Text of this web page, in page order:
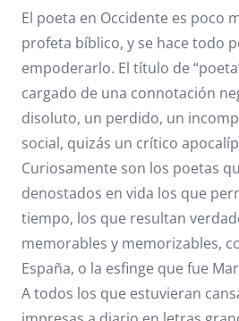
El poeta en Occidente es poco
profeta bíblico, y se hace todo
empoderarlo. El título de
cargado de una connotación
disoluto, un perdido, un
social, quizás un crítico
Curiosamente son los poetas
denostados en vida los que
tiempo, los que resultan
memorables y memorizables,
España, o la esfinge que fue
A todos los que estuvieran